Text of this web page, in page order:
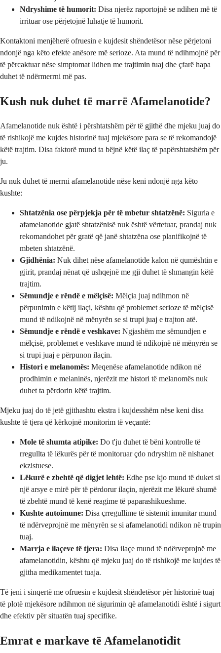
Ndryshime të humorit: Disa njerëz raportojnë se ndihen më të
irrituar ose përjetojnë luhatje të humorit.
Kontaktoni menjëherë ofruesin e kujdesit shëndetësor nëse përjetoni
ndonjë nga këto efekte anësore më serioze. Ata mund të ndihmojnë për
të përcaktuar nëse simptomat lidhen me trajtimin tuaj dhe çfarë hapa
duhet të ndërmerrni më pas.
Kush nuk duhet të marrë Afamelanotide?
Afamelanotide nuk është i përshtatshëm për të gjithë dhe mjeku juaj do
të rishikojë me kujdes historinë tuaj mjekësore para se të rekomandojë
këtë trajtim. Disa faktorë mund ta bëjnë këtë ilaç të papërshtatshëm për
ju.
Ju nuk duhet të merrni afamelanotide nëse keni ndonjë nga këto
kushte:
Shtatzënia ose përpjekja për të mbetur shtatzënë: Siguria e
afamelanotide gjatë shtatzënisë nuk është vërtetuar, prandaj nuk
rekomandohet për gratë që janë shtatzëna ose planifikojnë të
mbeten shtatzënë.
Gjidhënia: Nuk dihet nëse afamelanotide kalon në qumështin e
gjirit, prandaj nënat që ushqejnë me gji duhet të shmangin këtë
trajtim.
Sëmundje e rëndë e mëlçisë: Mëlçia juaj ndihmon në
përpunimin e këtij ilaçi, kështu që problemet serioze të mëlçisë
mund të ndikojnë në mënyrën se si trupi juaj e trajton atë.
Sëmundje e rëndë e veshkave: Ngjashëm me sëmundjen e
mëlçisë, problemet e veshkave mund të ndikojnë në mënyrën se
si trupi juaj e përpunon ilaçin.
Histori e melanomës: Meqenëse afamelanotide ndikon në
prodhimin e melaninës, njerëzit me histori të melanomës nuk
duhet ta përdorin këtë trajtim.
Mjeku juaj do të jetë gjithashtu ekstra i kujdesshëm nëse keni disa
kushte të tjera që kërkojnë monitorim të veçantë:
Mole të shumta atipike: Do t'ju duhet të bëni kontrolle të
rregullta të lëkurës për të monitoruar çdo ndryshim në nishanet
ekzistuese.
Lëkurë e zbehtë që digjet lehtë: Edhe pse kjo mund të duket si
një arsye e mirë për të përdorur ilaçin, njerëzit me lëkurë shumë
të zbehtë mund të kenë reagime të paparashikueshme.
Kushte autoimune: Disa çrregullime të sistemit imunitar mund
të ndërveprojnë me mënyrën se si afamelanotidi ndikon në trupin
tuaj.
Marrja e ilaçeve të tjera: Disa ilaçe mund të ndërveprojnë me
afamelanotidin, kështu që mjeku juaj do të rishikojë me kujdes të
gjitha medikamentet tuaja.
Të jeni i sinqertë me ofruesin e kujdesit shëndetësor për historinë tuaj
të plotë mjekësore ndihmon në sigurimin që afamelanotidi është i sigurt
dhe efektiv për situatën tuaj specifike.
Emrat e markave të Afamelanotidit